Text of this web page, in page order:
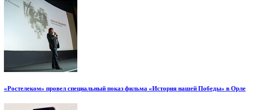
«Ростелеком» провел специальный показ фильма «История нашей Победы» в Орле